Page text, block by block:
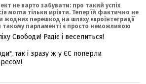
не варто забувати: про такий успіх
могла тільки мріяти. Тепер їй фактично не
жодних перешкод на шляху євроінтеграції
такому парламенті є просто неможливою
Свободи! Радіє і веселиться!
так і зразу ж у ЄС поперли